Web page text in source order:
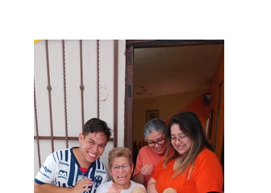
Sin embargo, aunque se llevarán bien
con todos los integrantes del
hogar, debido a su fragilidad no son
recomendables para familias con
niños muy pequeños